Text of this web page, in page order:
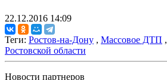
22.12.2016 14:09
Теги: Ростов-на-Дону , Массовое ДТП ,
Ростовской области
Новости партнеров